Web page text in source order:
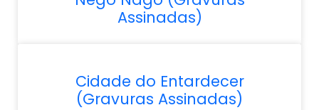
Assinadas)
Cidade do Entardecer
(Gravuras Assinadas)